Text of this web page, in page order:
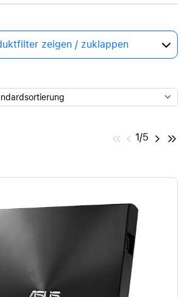
zeigen / zuklappen
1/5